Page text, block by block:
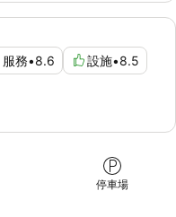
服務•8.6 設施•8.5
停車場